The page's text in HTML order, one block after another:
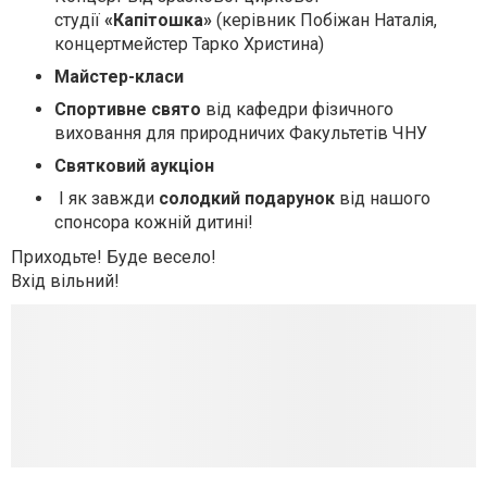
студії «Капітошка» (керівник Побіжан Наталія,
концертмейстер Тарко Христина)
Майстер-класи
Спортивне свято від кафедри фізичного
виховання для природничих Факультетів ЧНУ
Святковий аукціон
І як завжди солодкий подарунок від нашого
спонсора кожній дитині!
Приходьте! Буде весело!
Вхід вільний!